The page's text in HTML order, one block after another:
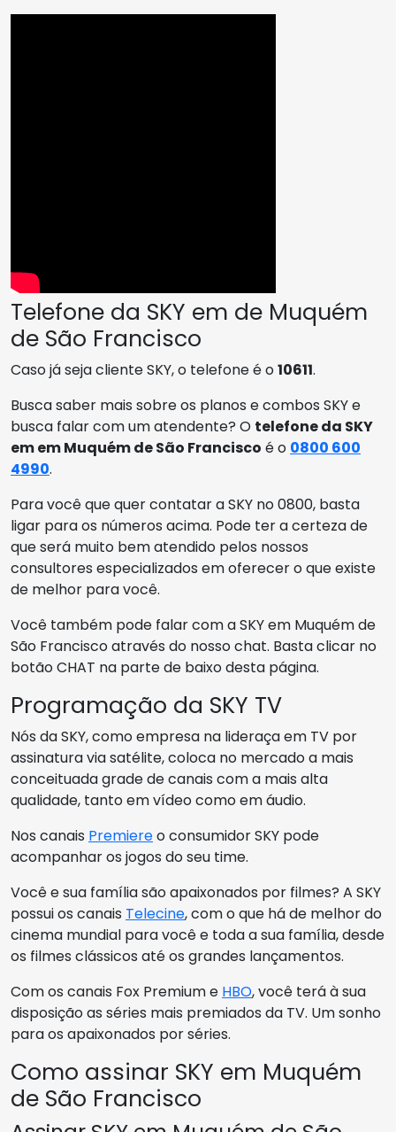
Telefone da SKY em de Muquém
de São Francisco
Caso já seja cliente SKY, o telefone é o10611.
Busca saber mais sobre os planos e combos SKY e
busca falar com um atendente? O telefone da SKY
em em Muquém de São Francisco é o 0800 600
4990.
Para você que quer contatar a SKY no 0800, basta
ligar para os números acima. Pode ter a certeza de
que será muito bem atendido pelos nossos
consultores especializados em oferecer o que existe
de melhor para você.
Você também pode falar com a SKY em Muquém de
São Francisco através do nosso chat. Basta clicar no
botão CHAT na parte de baixo desta página.
Programação da SKY TV
Nós da SKY, como empresa na lideraça em TV por
assinatura via satélite, coloca no mercado a mais
conceituada grade de canais com a mais alta
qualidade, tanto em vídeo como em áudio.
Nos canais Premiereo consumidor SKY pode
acompanhar os jogos do seu time.
Você e sua família são apaixonados por filmes? A SKY
possui os canais Telecine, com o que há de melhor do
cinema mundial para você e toda a sua família, desde
os filmes clássicos até os grandes lançamentos.
Com os canais Fox Premium e HBO, você terá à sua
disposição as séries mais premiados da TV. Um sonho
para os apaixonados por séries.
Como assinar SKY em Muquém
de São Francisco